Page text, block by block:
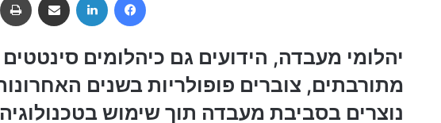
מתורבתים, צוברים פופולריות בשנים
נוצרים בסביבת מעבדה תוך שימוש